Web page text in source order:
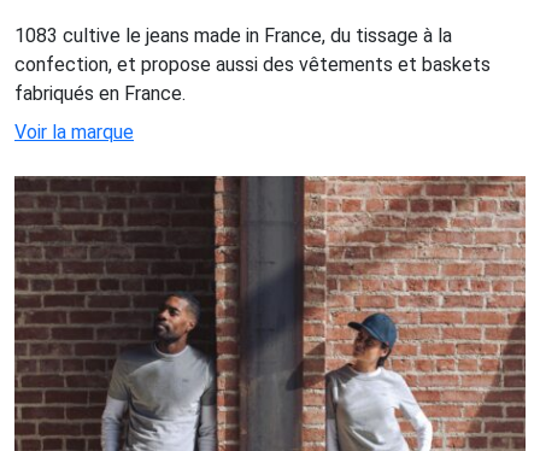
1083 cultive le jeans made in France, du tissage à la
confection, et propose aussi des vêtements et baskets
fabriqués en France.
Voir la marque